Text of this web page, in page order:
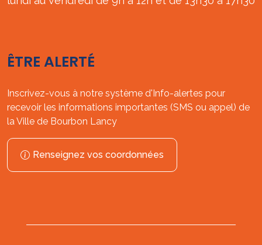
ÊTRE ALERTÉ
Inscrivez-vous à notre système d'Info-alertes pour
recevoir les informations importantes (SMS ou appel) de
la Ville de Bourbon Lancy
Renseignez vos coordonnées